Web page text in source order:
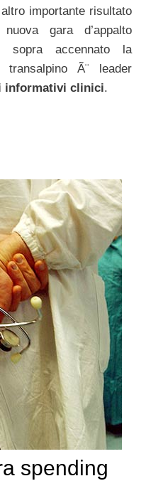
importante risultato
gara d’appalto
sopra accennato la
Ã¨ leader
informativi clinici.
spending